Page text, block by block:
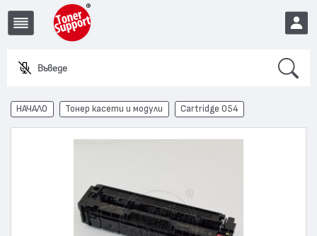
Въведете име
EUR
НАЧАЛО Тонер касети и модули Cartridge 054